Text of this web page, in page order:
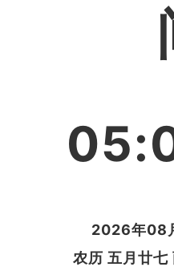
2026年08
农历 五月廿七